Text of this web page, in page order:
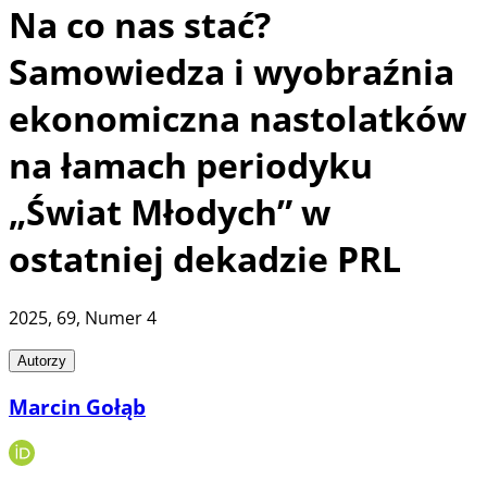
Na co nas stać?
Samowiedza i wyobraźnia
ekonomiczna nastolatków
na łamach periodyku
„Świat Młodych” w
ostatniej dekadzie PRL
2025, 69, Numer 4
Autorzy
Marcin Gołąb